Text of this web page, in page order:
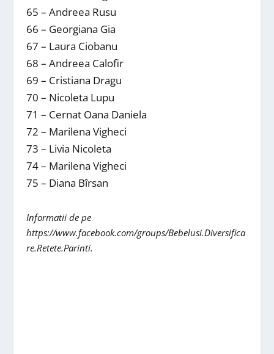
65 – Andreea Rusu
66 – Georgiana Gia
67 – Laura Ciobanu
68 – Andreea Calofir
69 – Cristiana Dragu
70 – Nicoleta Lupu
71 – Cernat Oana Daniela
72 – Marilena Vigheci
73 – Livia Nicoleta
74 – Marilena Vigheci
75 – Diana Bîrsan
Informatii de pe
https://www.facebook.com/groups/Bebelusi.Diversifica
re.Retete.Parinti.